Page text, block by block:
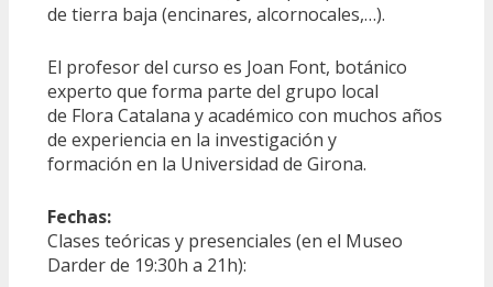
de tierra baja (encinares, alcornocales,…).
El profesor del curso es Joan Font, botánico
experto que forma parte del grupo local
de Flora Catalana y académico con muchos años
de experiencia en la investigación y
formación en la Universidad de Girona.
Fechas:
Clases teóricas y presenciales (en el Museo
Darder de 19:30h a 21h):